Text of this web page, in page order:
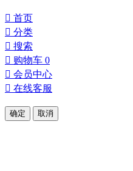
 首页
 分类
 搜索
 购物车 0
 会员中心
 在线客服
确定 取消